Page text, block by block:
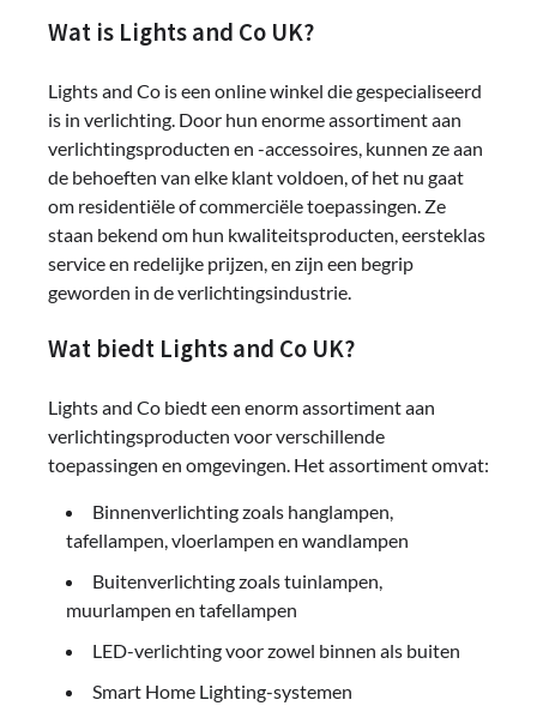
Wat is Lights and Co UK?
Lights and Co is een online winkel die gespecialiseerd
is in verlichting. Door hun enorme assortiment aan
verlichtingsproducten en -accessoires, kunnen ze aan
de behoeften van elke klant voldoen, of het nu gaat
om residentiële of commerciële toepassingen. Ze
staan bekend om hun kwaliteitsproducten, eersteklas
service en redelijke prijzen, en zijn een begrip
geworden in de verlichtingsindustrie.
Wat biedt Lights and Co UK?
Lights and Co biedt een enorm assortiment aan
verlichtingsproducten voor verschillende
toepassingen en omgevingen. Het assortiment omvat:
Binnenverlichting zoals hanglampen,
tafellampen, vloerlampen en wandlampen
Buitenverlichting zoals tuinlampen,
muurlampen en tafellampen
LED-verlichting voor zowel binnen als buiten
Smart Home Lighting-systemen